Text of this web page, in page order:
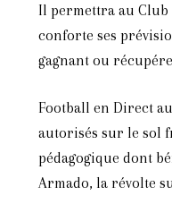
Il permettra au Club
conforte ses
gagnant ou
Football en Direct
autorisés sur le sol
pédagogique dont
Armado, la révolte